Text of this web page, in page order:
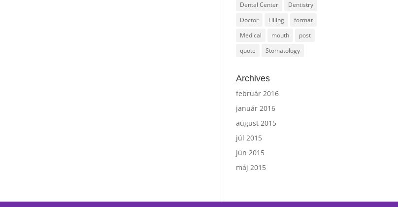
Dental Center
Dentistry
Doctor
Filling
format
Medical
mouth
post
quote
Stomatology
Archives
február 2016
január 2016
august 2015
júl 2015
jún 2015
máj 2015